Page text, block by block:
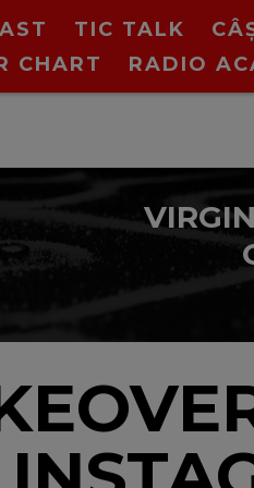
TIC TALK
CHART
RADIO